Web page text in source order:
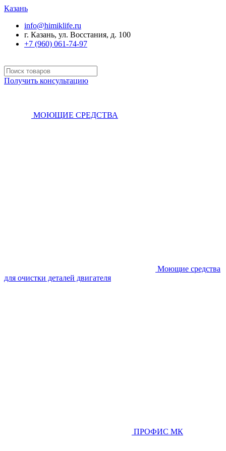
Казань
info@himiklife.ru
г. Казань, ул. Восстания, д. 100
+7 (960) 061-74-97
Получить консультацию
МОЮЩИЕ СРЕДСТВА
Моющие средства
для очистки деталей двигателя
ПРОФИС МК